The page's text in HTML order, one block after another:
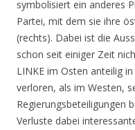
symbolisiert ein anderes
Partei, mit dem sie ihre
(rechts). Dabei ist die
schon seit einiger Zeit
LINKE im Osten anteilig
verloren, als im Westen,
Regierungsbeteiligungen
Verluste dabei